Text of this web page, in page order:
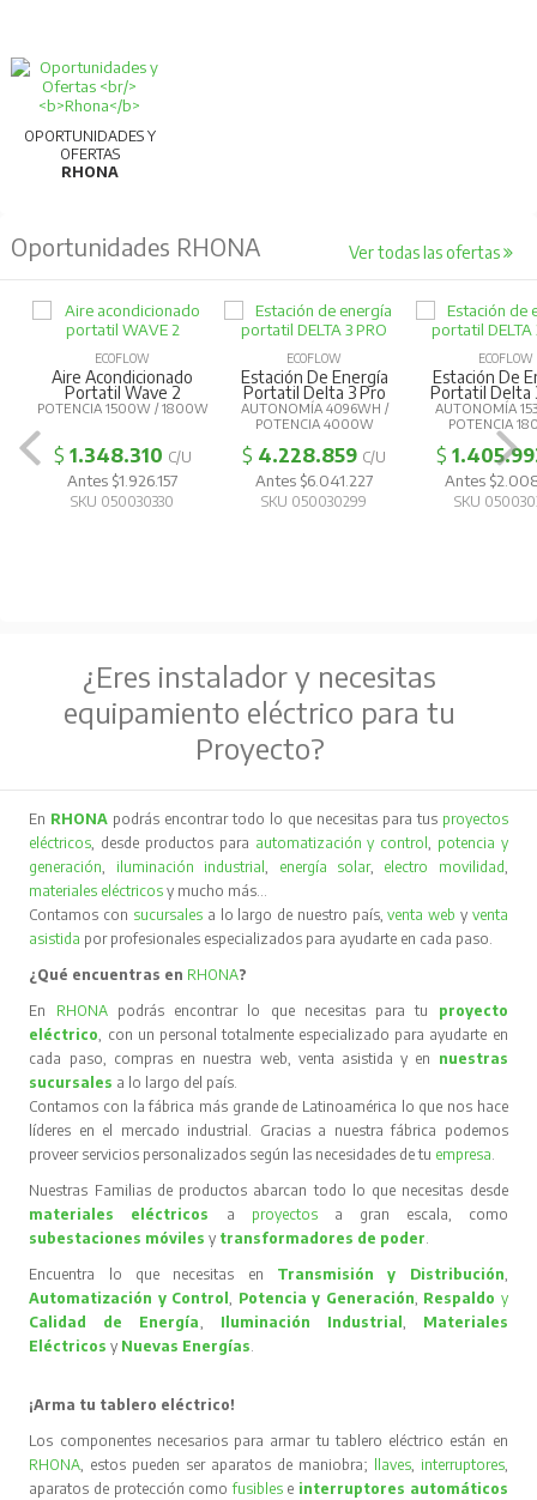
OPORTUNIDADES Y
OFERTAS
RHONA
Oportunidades RHONA Ver todas las ofertas
ECOFLOW
Aire Acondicionado
Portatil Wave 2
POTENCIA 1500W / 1800W
$ 1.348.310 C/U
Antes $1.926.157
SKU 050030330
ECOFLOW
Estación De Energía
Portatil Delta 3 Pro
AUTONOMÍA 4096WH /
POTENCIA 4000W
$ 4.228.859 C/U
Antes $6.041.227
SKU 050030299
ECOFLOW
Estación De
Portatil Delta
AUTONOMÍA
POTENCIA
$
Antes
SKU
¿Eres instalador y necesitas
equipamiento eléctrico para tu
Proyecto?
En RHONA podrás encontrar todo lo que necesitas para tus proyectos
eléctricos, desde productos para automatización y control, potencia y
generación, iluminación industrial, energía solar, electro movilidad,
materiales eléctricos y mucho más…
Contamos con sucursales a lo largo de nuestro país,venta web y venta
asistida por profesionales especializados para ayudarte en cada paso.
¿Qué encuentras en RHONA?
En RHONA podrás encontrar lo que necesitas para tu proyecto
eléctrico, con un personal totalmente especializado para ayudarte en
cada paso, compras en nuestra web, venta asistida y en nuestras
sucursales a lo largo del país.
Contamos con la fábrica más grande de Latinoamérica lo que nos hace
líderes en el mercado industrial. Gracias a nuestra fábrica podemos
proveer servicios personalizados según las necesidades de tu empresa.
Nuestras Familias de productos abarcan todo lo que necesitas desde
materiales eléctricos
a proyectos
a gran escala, como
subestaciones móvilesy transformadores de poder.
Encuentra lo que necesitas en Transmisión y Distribución,
Automatización y Control, Potencia y Generación, Respaldo y
Calidad de Energía, Iluminación Industrial , Materiales
Eléctricos y Nuevas Energías.
¡Arma tu tablero eléctrico!
Los componentes necesarios para armar tu tablero eléctrico están en
RHONA, estos pueden ser aparatos de maniobra; llaves, interruptores,
aparatos de protección comofusibles e interruptores automáticos